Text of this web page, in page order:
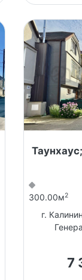
300.00м2
г.
7